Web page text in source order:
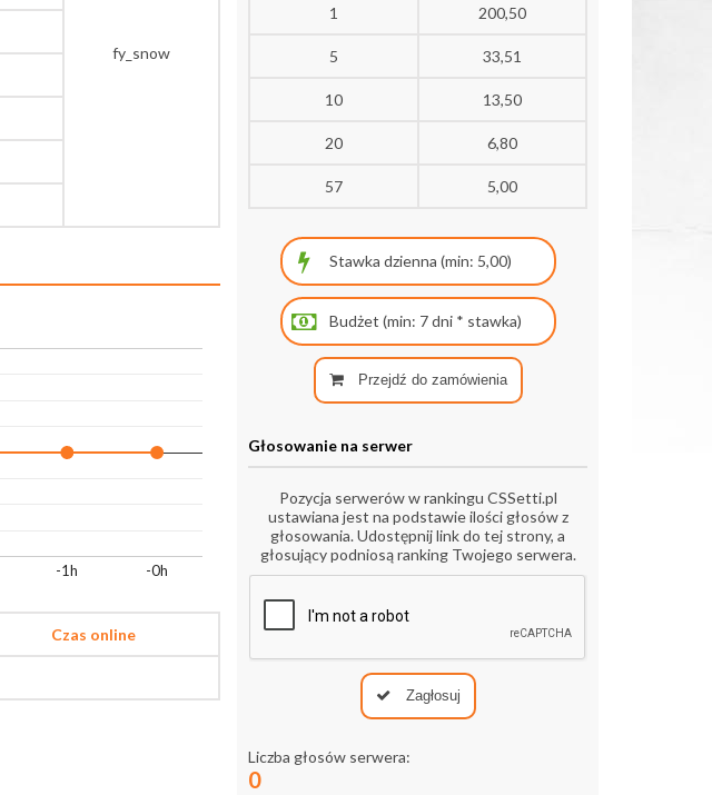
fy_snow
-1h -0h
Czas online
1 200,50
5 33,51
10 13,50
20 6,80
57 5,00
Przejdź do zamówienia
Głosowanie na serwer
Pozycja serwerów w rankingu CSSetti.pl
ustawiana jest na podstawie ilości głosów z
głosowania. Udostępnij link do tej strony, a
głosujący podniosą ranking Twojego serwera.
Zagłosuj
Liczba głosów serwera:
0